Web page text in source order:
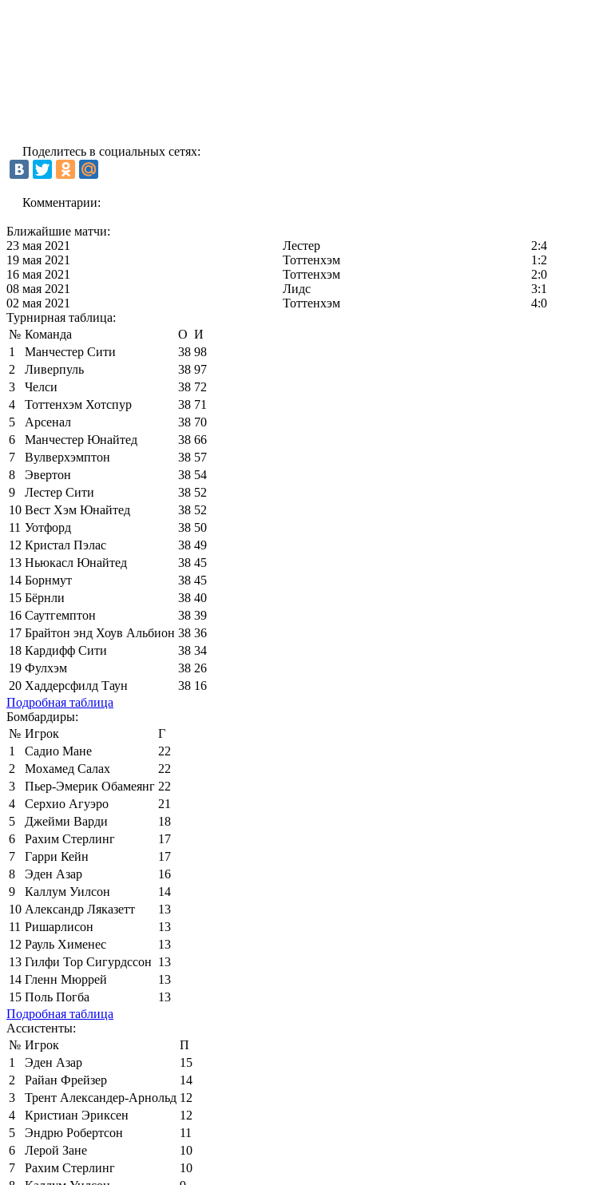
Поделитесь в социальных сетях:
Комментарии:
Ближайшие матчи:
23 мая 2021
Лестер 2:4
19 мая 2021
Тоттенхэм 1:2
16 мая 2021
Тоттенхэм 2:0
08 мая 2021
Лидс 3:1
02 мая 2021
Тоттенхэм 4:0
Турнирная таблица:
№ Команда О И
1
Манчестер Сити 38 98
2
Ливерпуль 38 97
3
Челси 38 72
4
Тоттенхэм Хотспур 38 71
5
Арсенал 38 70
6
Манчестер Юнайтед 38 66
7
Вулверхэмптон 38 57
8
Эвертон 38 54
9
Лестер Сити 38 52
10 Вест Хэм Юнайтед 38 52
11 Уотфорд 38 50
12 Кристал Пэлас 38 49
13 Ньюкасл Юнайтед 38 45
14 Борнмут 38 45
15 Бёрнли 38 40
16 Саутгемптон 38 39
17 Брайтон энд Хоув Альбион 38 36
18 Кардифф Сити 38 34
19 Фулхэм 38 26
20 Хаддерсфилд Таун 38 16
Подробная таблица
Бомбардиры:
№ Игрок
Г
1
Садио Мане
22
2
Мохамед Салах
22
3
Пьер-Эмерик Обамеянг 22
4
Серхио Агуэро
21
5
Джейми Варди
18
6
Рахим Стерлинг
17
7
Гарри Кейн
17
8
Эден Азар
16
9
Каллум Уилсон
14
10 Александр Ляказетт
13
11 Ришарлисон
13
12 Рауль Хименес
13
13 Гилфи Тор Сигурдссон 13
14 Гленн Мюррей
13
15 Поль Погба
13
Подробная таблица
Ассистенты:
№ Игрок
П
1
Эден Азар
15
2
Райан Фрейзер
14
3
Трент Александер-Арнольд 12
4
Кристиан Эриксен
12
5
Эндрю Робертсон
11
6
Лерой Зане
10
7
Рахим Стерлинг
10